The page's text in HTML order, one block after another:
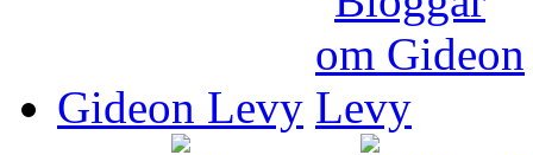
Gideon Levy